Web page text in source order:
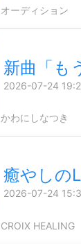
オーディション
新曲「も
2026-07-24
かわにしなつき
癒やしの
2026-07-24
CROIX HEALING